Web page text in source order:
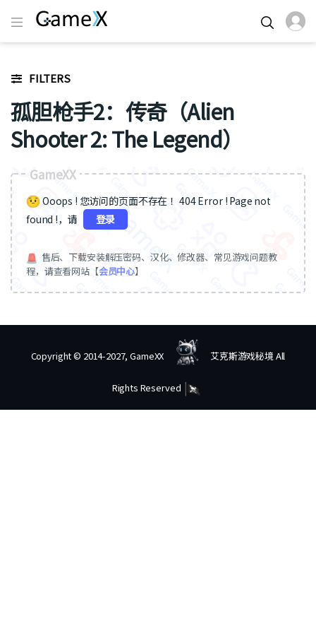
FILTERS
孤胆枪手2：传奇（Alien
Shooter 2: The Legend）
GameXX
Ooops ! 您访问的页面不存在 ！404 Error ! Page not
found !，请
登录
售后、下载安装解压密码、汉化、修改器、常见游戏问题教
程，请查看网站【会员中心】
Copyright © 2014-2027, GameXX 艾克斯游戏秘境 All
Rights Reserved